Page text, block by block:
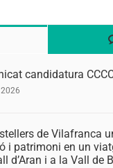
candidatura
de Vilafranca
i patrimoni en un
d’Aran i a la Vall de